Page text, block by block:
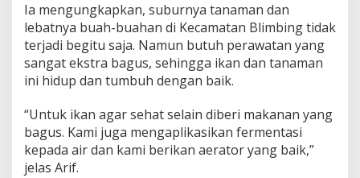
b
a
n
F
a
r
i
n
g
Ia mengungkapkan, suburnya tanaman dan
lebatnya buah-buahan di Kecamatan Blimbing tidak
terjadi begitu saja. Namun butuh perawatan yang
sangat ekstra bagus, sehingga ikan dan tanaman
ini hidup dan tumbuh dengan baik.
“Untuk ikan agar sehat selain diberi makanan yang
bagus. Kami juga mengaplikasikan fermentasi
kepada air dan kami berikan aerator yang baik,”
jelas Arif.